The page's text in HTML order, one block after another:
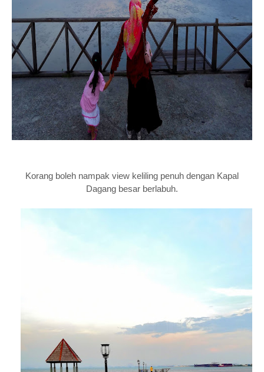
Korang boleh nampak view keliling penuh dengan Kapal
Dagang besar berlabuh.